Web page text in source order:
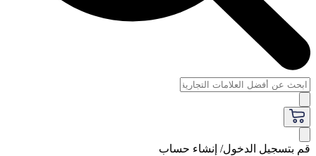
قم بتسجيل الدخول/ إنشاء حساب